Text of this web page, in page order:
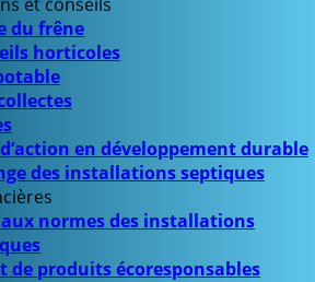
du frêne
horticoles
en développement durable
des installations septiques
normes des installations
de produits écoresponsables